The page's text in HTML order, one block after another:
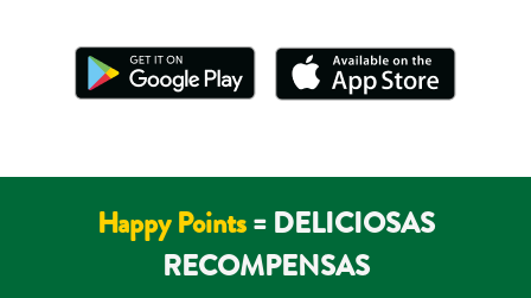
Happy Points= DELICIOSAS
RECOMPENSAS